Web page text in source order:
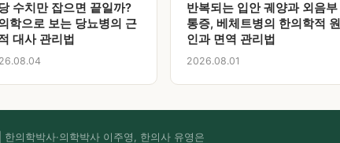
수치만 잡으면 끝일까?
학으로 보는 당뇨병의 근
대사 관리법
반복되는 입안 궤양과 외음부
통증, 베체트병의 한의학적 원
인과 면역 관리법
2026.08.01
| 한의학박사·의학박사 이주영, 한의사 유영은